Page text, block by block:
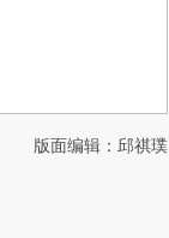
版面编辑：邱祺璞